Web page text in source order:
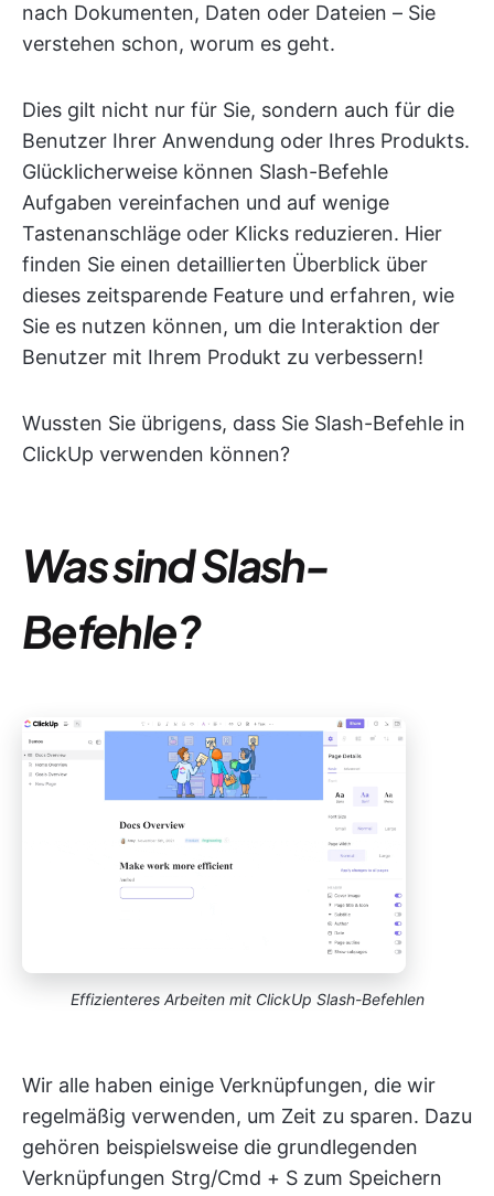
nach Dokumenten, Daten oder Dateien – Sie
verstehen schon, worum es geht.
Dies gilt nicht nur für Sie, sondern auch für die
Benutzer Ihrer Anwendung oder Ihres Produkts.
Glücklicherweise können Slash-Befehle
Aufgaben vereinfachen und auf wenige
Tastenanschläge oder Klicks reduzieren. Hier
finden Sie einen detaillierten Überblick über
dieses zeitsparende Feature und erfahren, wie
Sie es nutzen können, um die Interaktion der
Benutzer mit Ihrem Produkt zu verbessern!
Wussten Sie übrigens, dass Sie Slash-Befehle in
ClickUp verwenden können?
Was sind Slash-
Befehle?
Effizienteres Arbeiten mit ClickUp Slash-Befehlen
Wir alle haben einige Verknüpfungen, die wir
regelmäßig verwenden, um Zeit zu sparen. Dazu
gehören beispielsweise die grundlegenden
Verknüpfungen Strg/Cmd + S zum Speichern